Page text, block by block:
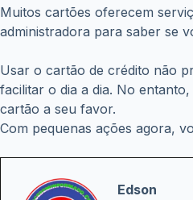
administradora para saber se
facilitar o dia a dia. No
cartão a seu favor.
Com pequenas ações agora,
Iniciando o